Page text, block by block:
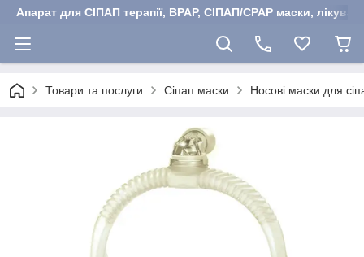
Апарат для СІПАП терапії, BPAP, СІПАП/CPAP маски,
Товари та послуги Сіпап маски Носові маски для